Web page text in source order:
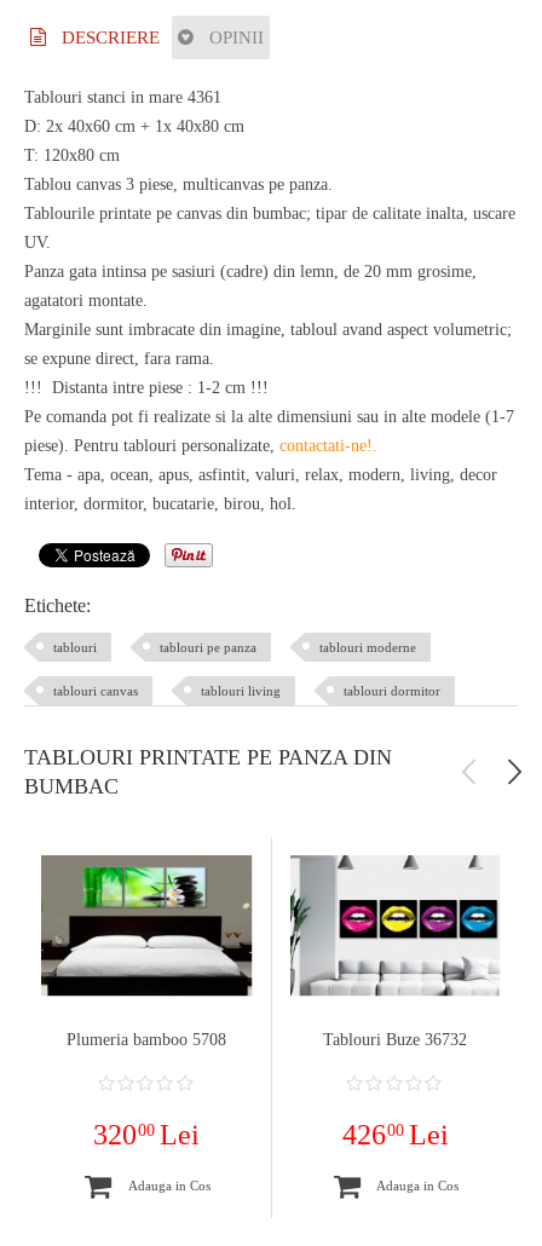
DESCRIERE OPINII
Tablouri stanci in mare 4361
D: 2x 40x60 cm + 1x 40x80 cm
T: 120x80 cm
Tablou canvas 3 piese, multicanvas pe panza.
Tablourile printate pe canvas din bumbac; tipar de calitate inalta, uscare
UV.
Panza gata intinsa pe sasiuri (cadre) din lemn, de 20 mm grosime,
agatatori montate.
Marginile sunt imbracate din imagine, tabloul avand aspect volumetric;
se expune direct, fara rama.
!!! Distanta intre piese : 1-2 cm !!!
Pe comanda pot fi realizate si la alte dimensiuni sau in alte modele (1-7
piese). Pentru tablouri personalizate, contactati-ne! .
Tema - apa, ocean, apus, asfintit, valuri, relax, modern, living, decor
interior, dormitor, bucatarie, birou, hol.
Etichete:
tablouri tablouri pe panza tablouri moderne
tablouri canvas tablouri living tablouri dormitor
TABLOURI PRINTATE PE PANZA DIN
BUMBAC
Plumeria bamboo 5708
32000Lei
Adauga in Cos
Tablouri Buze 36732
42600 Lei
Adauga in Cos